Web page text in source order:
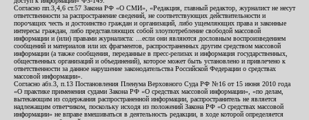
Согласно пп.3,4,6 ст.57 Закона РФ «О СМИ», «Редакция, главный редактор, журналист не несут
ответственности за распространение сведений, не соответствующих действительности и
порочащих честь и достоинство граждан и организаций, либо ущемляющих права и законные
интересы граждан, либо представляющих собой злоупотребление свободой массовой
информации и (или) правами журналиста: ...если они являются дословным воспроизведением
сообщений и материалов или их фрагментов, распространенных другим средством массовой
информации (а также сообщения, переданные в пресс-релизах и информация государственных,
общественных организаций и объединений), которое может быть установлено и привлечено к
ответственности за данное нарушение законодательства Российской Федерации о средствах
массовой информации».
Согласно абз.3, п.13 Постановления Пленума Верховного Суда РФ №16 от 15 июня 2010 года
«О практике применения судами Закона РФ «О средствах массовой информации», «по делам,
вытекающим из содержания распространенной информации, распространитель не является
надлежащим ответчиком, поскольку исходя из положений Закона РФ «О средствах массовой
информации» не вправе вмешиваться в деятельность редакции, в ходе которой определяется